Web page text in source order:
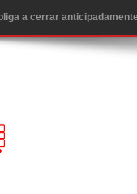
a cerrar
a la Plaza de Armas de
expertos piden
Linarenses Celebraron
Comunal de Salud de